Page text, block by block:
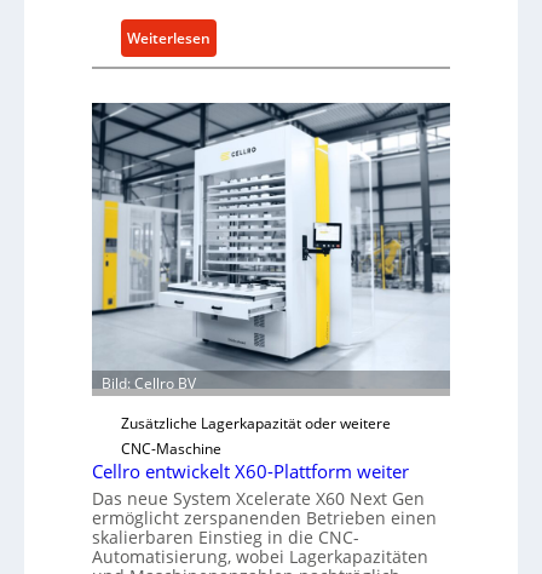
Weiterlesen
M
h
n
i
s
c
h
e
r
Ü
b
e
r
l
a
s
t
Bild: Cellro BV
Zusätzliche Lagerkapazität oder weitere
CNC-Maschine
Cellro entwickelt X60-Plattform weiter
Das neue System Xcelerate X60 Next Gen
ermöglicht zerspanenden Betrieben einen
skalierbaren Einstieg in die CNC-
Automatisierung, wobei Lagerkapazitäten